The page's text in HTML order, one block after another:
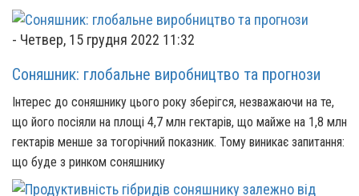
- Четвер, 15 грудня 2022 11:32
Соняшник: глобальне виробництво та прогнози
Інтерес до соняшнику цього року зберігся, незважаючи на те,
що його посіяли на площі 4,7 млн гектарів, що майже на 1,8 млн
гектарів менше за тогорічний показник. Тому виникає запитання:
що буде з ринком соняшнику